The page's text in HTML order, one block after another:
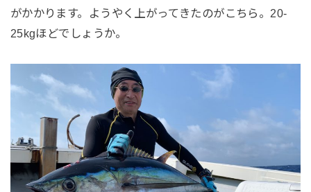
がかかります。ようやく上がってきたのがこちら。20-
25kgほどでしょうか。